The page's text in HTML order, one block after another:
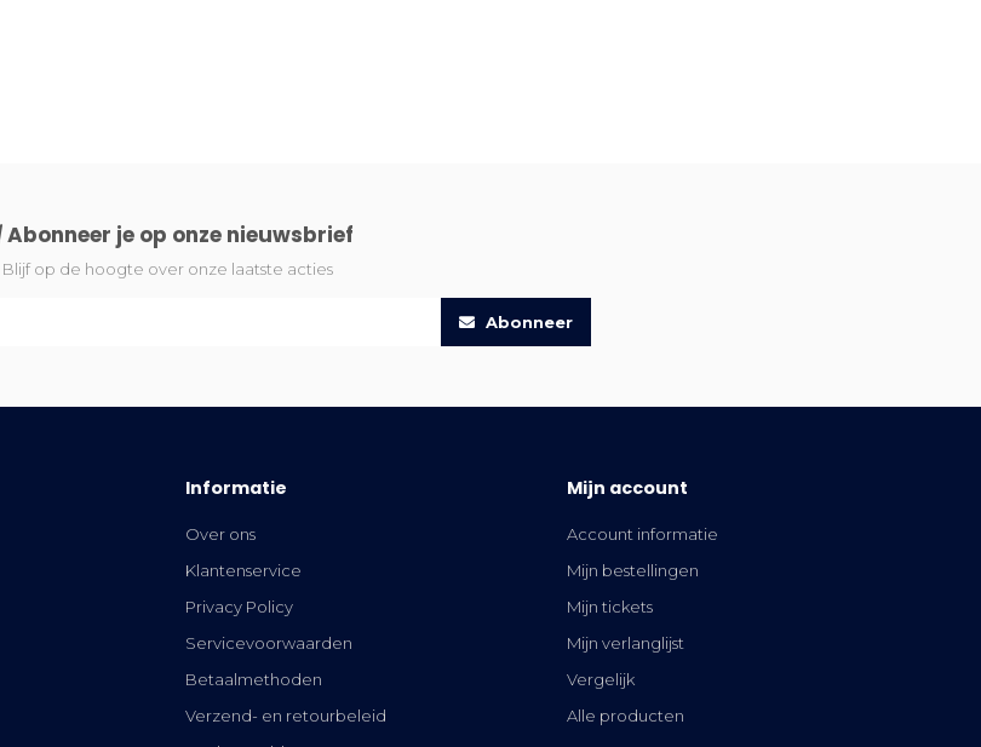
Abonneer je op onze nieuwsbrief
Blijf op de hoogte over onze laatste acties
Abonneer
Informatie
Over ons
Klantenservice
Privacy Policy
Servicevoorwaarden
Betaalmethoden
Verzend- en retourbeleid
Mijn account
Account informatie
Mijn bestellingen
Mijn tickets
Mijn verlanglijst
Vergelijk
Alle producten